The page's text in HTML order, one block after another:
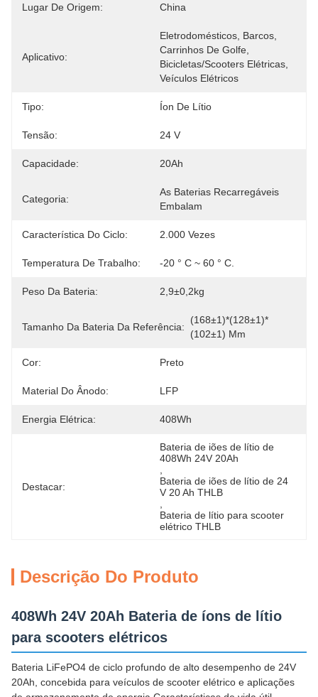
Lugar De Origem: China
Aplicativo:
Eletrodomésticos, Barcos,
Carrinhos De Golfe,
Bicicletas/scooters Elétricas,
Veículos Elétricos
Tipo: Íon De Lítio
Tensão: 24 V
Capacidade: 20Ah
Categoria:
As Baterias Recarregáveis
Embalam
Característica Do Ciclo: 2.000 Vezes
Temperatura De Trabalho: -20 ° C ~ 60 ° C.
Peso Da Bateria: 2,9±0,2kg
Tamanho Da Bateria Da Referência:
(168±1)*(128±1)*
(102±1) Mm
Cor: Preto
Material Do Ânodo: LFP
Energia Elétrica: 408Wh
Destacar:
Bateria de iões de lítio de
408Wh 24V 20Ah
Bateria de iões de lítio de 24
V 20 Ah THLB
Bateria de lítio para scooter
elétrico THLB
Descrição Do Produto
408Wh 24V 20Ah Bateria de íons de lítio
para scooters elétricos
Bateria LiFePO4 de ciclo profundo de alto desempenho de 24V
20Ah, concebida para veículos de scooter elétrico e aplicações